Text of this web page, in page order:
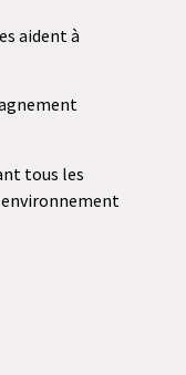
aident à
tous les
environnement